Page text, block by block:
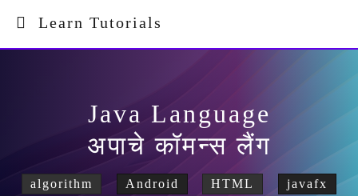
Learn Tutorials
Java Language
अपाचे कॉमन्स लैंग
algorithm Android HTML javafx